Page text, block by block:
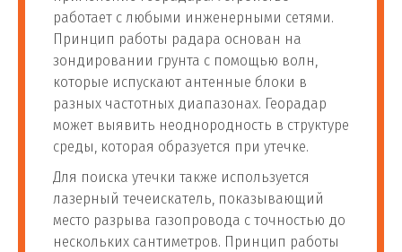
работает с любыми инженерными сетями.
Принцип работы радара основан на
зондировании грунта с помощью волн,
которые испускают антенные блоки в
разных частотных диапазонах. Георадар
может выявить неоднородность в структуре
среды, которая образуется при утечке.
Для поиска утечки также используется
лазерный течеискатель, показывающий
место разрыва газопровода с точностью до
нескольких сантиметров. Принцип работы